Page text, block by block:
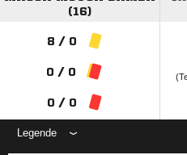
(16)
8 / 0
0 / 0
0 / 0
Legende